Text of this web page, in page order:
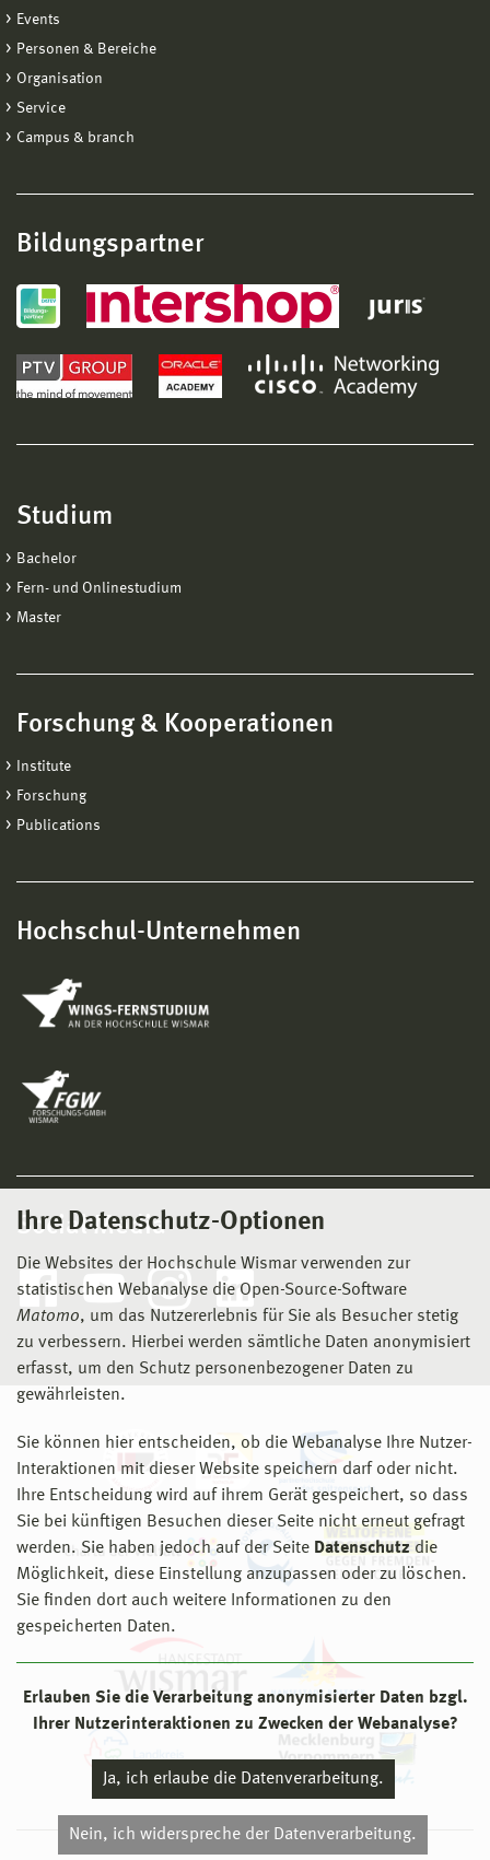
Ihre Datenschutz-Optionen
Die Websites der Hochschule Wismar verwenden zur
statistischen Webanalyse die Open-Source-Software
Matomo, um das Nutzererlebnis für Sie als Besucher stetig
zu verbessern. Hierbei werden sämtliche Daten anonymisiert
erfasst, um den Schutz personenbezogener Daten zu
gewährleisten.
Sie können hier entscheiden, ob die Webanalyse Ihre Nutzer-
Interaktionen mit dieser Website speichern darf oder nicht.
Ihre Entscheidung wird auf ihrem Gerät gespeichert, so dass
Sie bei künftigen Besuchen dieser Seite nicht erneut gefragt
werden. Sie haben jedoch auf der Seite Datenschutz die
Möglichkeit, diese Einstellung anzupassen oder zu löschen.
Sie finden dort auch weitere Informationen zu den
gespeicherten Daten.
Erlauben Sie die Verarbeitung anonymisierter Daten bzgl.
Ihrer Nutzerinteraktionen zu Zwecken der Webanalyse?
Ja, ich erlaube die Datenverarbeitung.
Nein, ich widerspreche der Datenverarbeitung.
Events
Personen & Bereiche
Organisation
Service
Campus & branch
Bildungspartner
Studium
Bachelor
Fern- und Onlinestudium
Master
Forschung & Kooperationen
Institute
Forschung
Publications
Hochschul-Unternehmen
Social Media